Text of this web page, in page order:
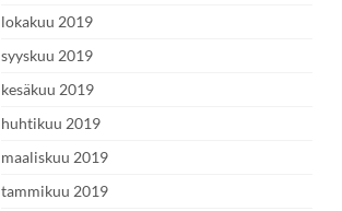
lokakuu 2019
syyskuu 2019
kesäkuu 2019
huhtikuu 2019
maaliskuu 2019
tammikuu 2019